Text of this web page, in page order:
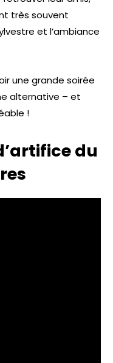
très souvent
et l’ambiance
une grande soirée
alternative – et
!
du